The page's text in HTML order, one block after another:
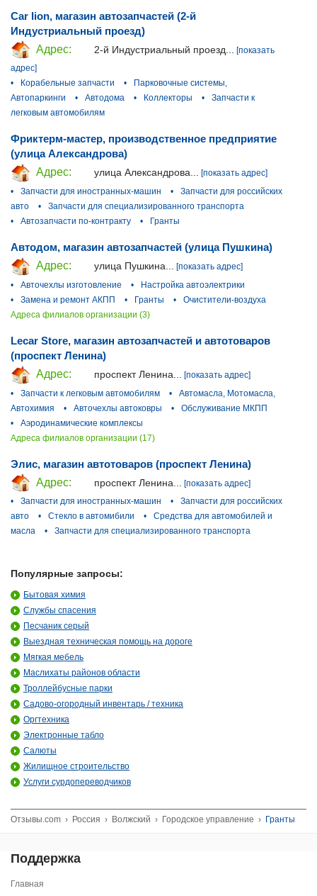
Car lion, магазин автозапчастей (2-й
Индустриальный проезд)
Адрес:
2-й Индустриальный проезд...
[показать
адрес]
•
Корабельные запчасти •
Парковочные системы,
Автопаркинги
• Автодома • Коллекторы •
Запчасти к
легковым автомобилям
Фриктерм-мастер, производственное предприятие
(улица Александрова)
Адрес:
улица Александрова... [показать адрес]
•
Запчасти для иностранных-машин •
Запчасти для российских
авто
•
Запчасти для специализированного транспорта
•
Автозапчасти по-контракту • Гранты
Автодом, магазин автозапчастей (улица Пушкина)
Адрес:
улица Пушкина...
[показать адрес]
•
Авточехлы изготовление •
Настройка автоэлектрики
•
Замена и ремонт АКПП • Гранты •
Очистители-воздуха
Адреса филиалов организации (3)
Lecar Store, магазин автозапчастей и автотоваров
(проспект Ленина)
Адрес:
проспект Ленина...
[показать адрес]
•
Запчасти к легковым автомобилям •
Автомасла, Мотомасла,
Автохимия
• Авточехлы автоковры •
Обслуживание МКПП
•
Аэродинамические комплексы
Адреса филиалов организации (17)
Элис, магазин автотоваров (проспект Ленина)
Адрес:
проспект Ленина...
[показать адрес]
•
Запчасти для иностранных-машин •
Запчасти для российских
авто
• Стекло в автомибили •
Средства для автомобилей и
масла
• Запчасти для специализированного транспорта
Популярные запросы:
Бытовая химия
Службы спасения
Песчаник серый
Выездная техническая помощь на дороге
Мягкая мебель
Маслихаты районов области
Троллейбусные парки
Садово-огородный инвентарь / техника
Оргтехника
Электронные табло
Салюты
Жилищное строительство
Услуги сурдопереводчиков
Отзывы.com › Россия › Волжский › Городское управление › Гранты
Поддержка
Главная